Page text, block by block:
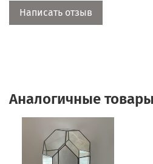
Написать отзыв
Аналогичные товары